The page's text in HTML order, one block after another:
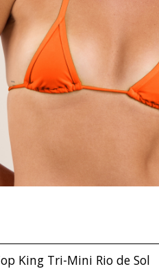
King Tri-Mini Rio de Sol